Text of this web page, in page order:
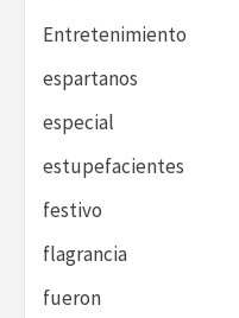
Entretenimiento
espartanos
especial
estupefacientes
festivo
flagrancia
fueron